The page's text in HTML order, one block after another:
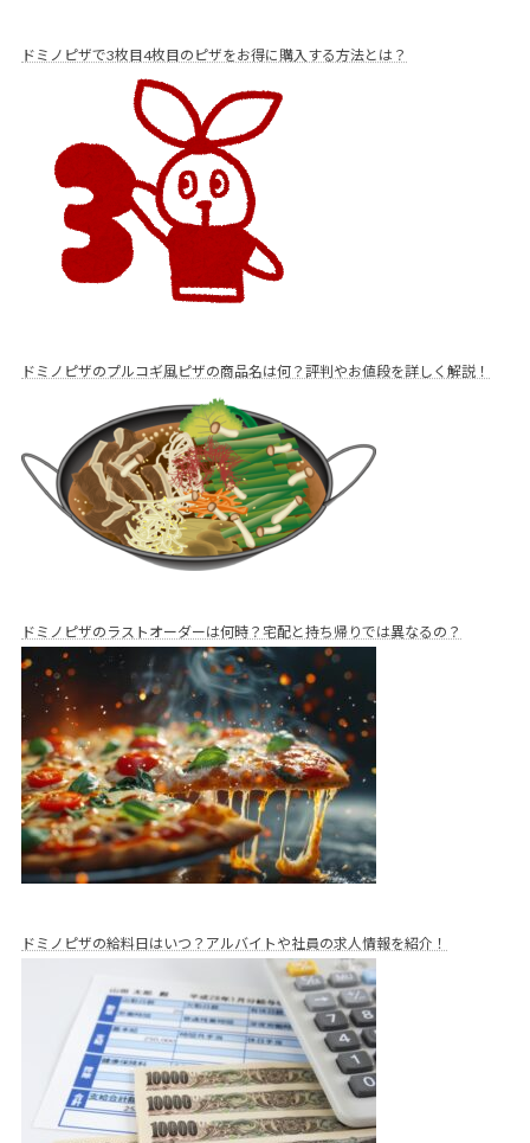
ドミノピザで3枚目4枚目のピザをお得に購入する方法とは？
ドミノピザのプルコギ風ピザの商品名は何？評判やお値段を詳しく解説！
ドミノピザのラストオーダーは何時？宅配と持ち帰りでは異なるの？
ドミノピザの給料日はいつ？アルバイトや社員の求人情報を紹介！